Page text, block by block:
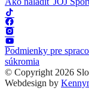
Podmienky pre
súkromia
© Copyright 2026
Webdesign by